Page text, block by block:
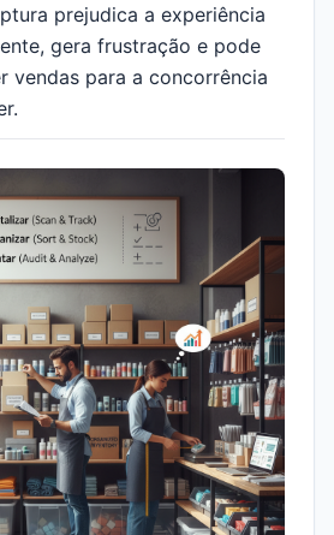
prejudica a experiência
gera frustração e pode
vendas para a concorrência